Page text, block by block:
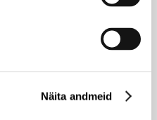
Näita andmeid
MAKEUP